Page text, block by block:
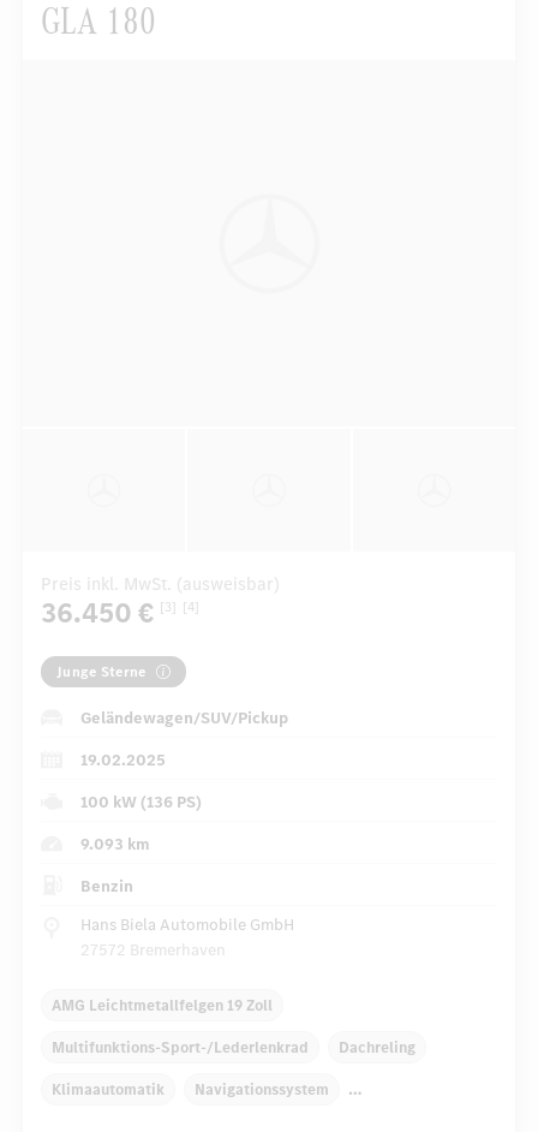
GLA 180
Preis inkl. MwSt. (ausweisbar)
36.450 € [3] [4]
Junge Sterne
Geländewagen/SUV/Pickup
19.02.2025
100 kW (136 PS)
9.093 km
Benzin
Hans Biela Automobile GmbH
27572 Bremerhaven
AMG Leichtmetallfelgen 19 Zoll
Multifunktions-Sport-/Lederlenkrad Dachreling
Klimaautomatik Navigationssystem